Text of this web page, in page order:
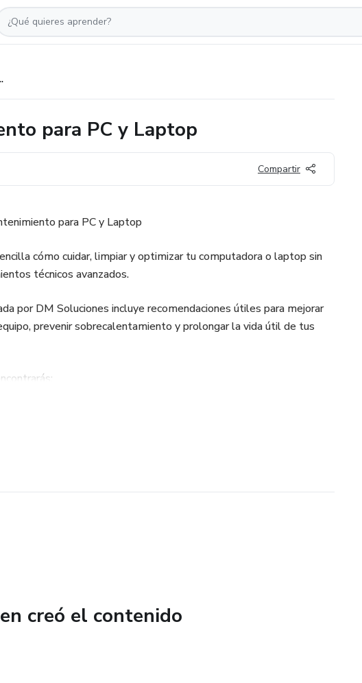
PC y Laptop
para PC y Laptop
Compartir
para PC y Laptop
cómo cuidar, limpiar y optimizar tu computadora o laptop sin
técnicos avanzados.
por DM Soluciones incluye recomendaciones útiles para mejorar
prevenir sobrecalentamiento y prolongar la vida útil de tus
creó el contenido